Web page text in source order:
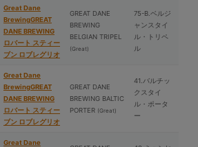
Great Dane
BrewingGREAT
DANE BREWING
ロバート スティー
ブン ロブレグリオ
GREAT DANE
BREWING
BELGIAN TRIPEL
(Great)
75-B.ベルジ
ャンスタイ
ル・トリペ
ル
Great Dane
BrewingGREAT
DANE BREWING
ロバート スティー
ブン ロブレグリオ
GREAT DANE
BREWING BALTIC
PORTER (Great)
41.バルチッ
クスタイ
ル・ポータ
ー
Great Dane